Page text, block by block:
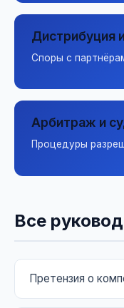
Дистрибуция
Споры с
Арбитраж и
Процедуры
Все
Претензия о